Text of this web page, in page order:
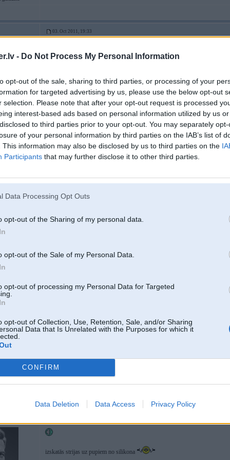
- Do Not Process My Personal Information
opt-out of the sale, sharing to third parties, or processing of your
for targeted advertising by us, please use the below opt-out
selection. Please note that after your opt-out request is processed
interest-based ads based on personal information utilized by us
to third parties prior to your opt-out. You may separately
of your personal information by third parties on the IAB’s list of
This information may also be disclosed by us to third parties on the
Participants that may further disclose it to other third parties.
Data Processing Opt Outs
opt-out of the Sharing of my personal data.
opt-out of the Sale of my Personal Data.
opt-out of processing my Personal Data for Targeted
opt-out of Collection, Use, Retention, Sale, and/or Sharing
Data that Is Unrelated with the Purposes for which it
CONFIRM
Data Deletion Data Access Privacy Policy
03. Oct 2011, 19:33
Bļa
-----------------
Spama topiks
izskatās strijas uz pupiem no silikona